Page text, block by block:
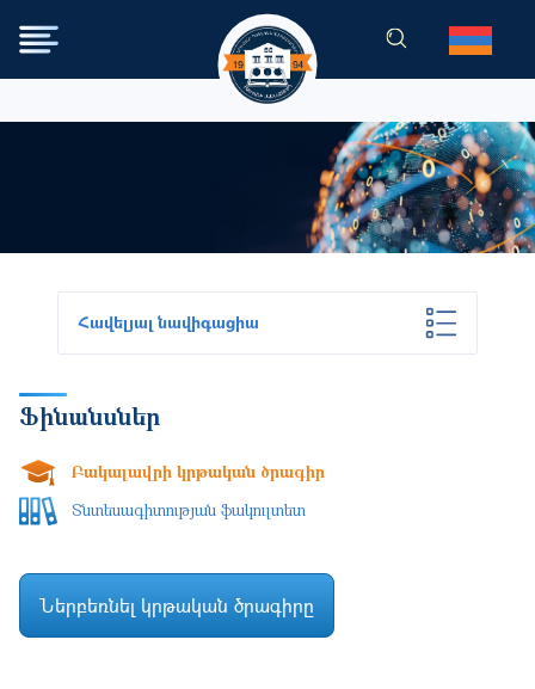
Skip to main content
Հավելյալ նավիգացիա
Ֆինանսներ
Բակալավրի կրթական ծրագիր
Տնտեսագիտության ֆակուլտետ
Ներբեռնել կրթական ծրագիրը